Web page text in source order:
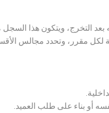
التخرج، ويتكون هذا
لكل مقرر، وتحدد مجالس
أو بناء على طلب العميد.